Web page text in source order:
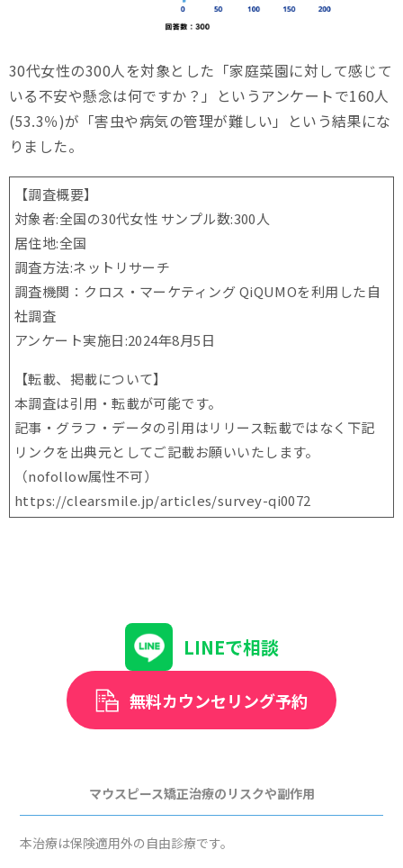
30代女性の300人を対象とした「家庭菜園に対して感じて
いる不安や懸念は何ですか？」というアンケートで160人
(53.3％)が「害虫や病気の管理が難しい」という結果にな
りました。
【調査概要】
対象者:全国の30代女性 サンプル数:300人
居住地:全国
調査方法:ネットリサーチ
調査機関：クロス・マーケティング QiQUMOを利用した自
社調査
アンケート実施日:2024年8月5日
【転載、掲載について】
本調査は引用・転載が可能です。
記事・グラフ・データの引用はリリース転載ではなく下記
リンクを出典元としてご記載お願いいたします。
（nofollow属性不可）
https://clearsmile.jp/articles/survey-qi0072
LINEで相談
無料カウンセリング予約
マウスピース矯正治療のリスクや副作用
本治療は保険適用外の自由診療です。